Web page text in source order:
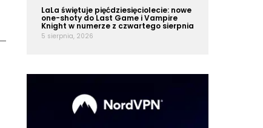
LaLa świętuje pięćdziesięciolecie: nowe
one-shoty do Last Game i Vampire
Knight w numerze z czwartego sierpnia
5 sierpnia, 2026